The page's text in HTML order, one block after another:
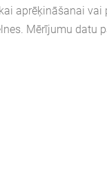
aprēķināšanai vai
Mērījumu datu